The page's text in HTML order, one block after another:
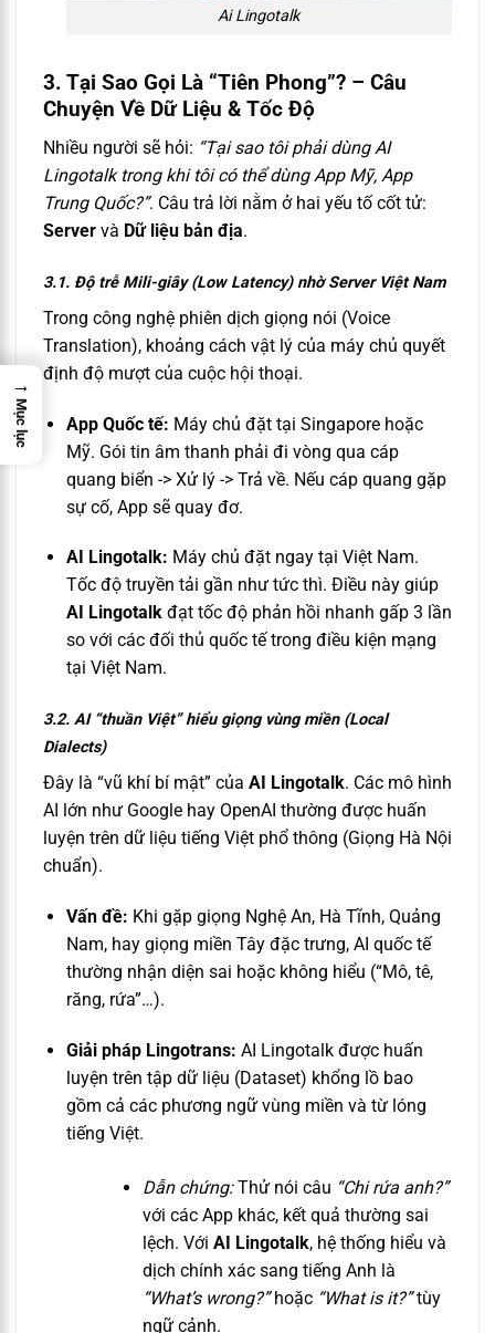
Ai Lingotalk
3. Tại Sao Gọi Là “Tiên Phong”? – Câu
Chuyện Về Dữ Liệu & Tốc Độ
Nhiều người sẽ hỏi: “Tại sao tôi phải dùng AI
Lingotalk trong khi tôi có thể dùng App Mỹ, App
Trung Quốc?”. Câu trả lời nằm ở hai yếu tố cốt tử:
Server và Dữ liệu bản địa.
3.1. Độ trễ Mili-giây (Low Latency) nhờ Server Việt Nam
Trong công nghệ phiên dịch giọng nói (Voice
Translation), khoảng cách vật lý của máy chủ quyết
định độ mượt của cuộc hội thoại.
App Quốc tế: Máy chủ đặt tại Singapore hoặc
Mỹ. Gói tin âm thanh phải đi vòng qua cáp
quang biển -> Xử lý -> Trả về. Nếu cáp quang gặp
sự cố, App sẽ quay đơ.
AI Lingotalk: Máy chủ đặt ngay tại Việt Nam.
Tốc độ truyền tải gần như tức thì. Điều này giúp
AI Lingotalkđạt tốc độ phản hồi nhanh gấp 3 lần
so với các đối thủ quốc tế trong điều kiện mạng
tại Việt Nam.
3.2. AI “thuần Việt” hiểu giọng vùng miền (Local
Dialects)
Đây là “vũ khí bí mật” của AI Lingotalk. Các mô hình
AI lớn như Google hay OpenAI thường được huấn
luyện trên dữ liệu tiếng Việt phổ thông (Giọng Hà Nội
chuẩn).
Vấn đề: Khi gặp giọng Nghệ An, Hà Tĩnh, Quảng
Nam, hay giọng miền Tây đặc trưng, AI quốc tế
thường nhận diện sai hoặc không hiểu (“Mô, tê,
răng, rứa”…).
Giải pháp Lingotrans: AI Lingotalk được huấn
luyện trên tập dữ liệu (Dataset) khổng lồ bao
gồm cả các phương ngữ vùng miền và từ lóng
tiếng Việt.
Dẫn chứng:Thử nói câu “Chi rứa anh?”
với các App khác, kết quả thường sai
lệch. Với AI Lingotalk, hệ thống hiểu và
dịch chính xác sang tiếng Anh là
“What’s wrong?”hoặc “What is it?”tùy
ngữ cảnh.
→
Mục lục